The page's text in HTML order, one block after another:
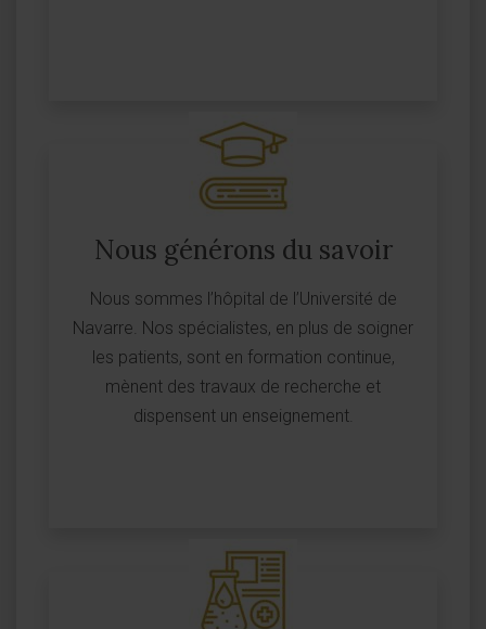
Nous générons du savoir
Nous sommes l’hôpital de l’Université de
Navarre. Nos spécialistes, en plus de soigner
les patients, sont en formation continue,
mènent des travaux de recherche et
dispensent un enseignement.